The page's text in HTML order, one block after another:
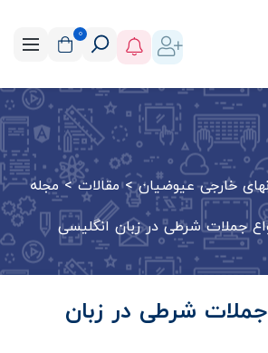
0
خارجی عیوضیان>مقالات>مجله
جملات شرطی در زبان انگلیسی
جملات شرطی در زبان